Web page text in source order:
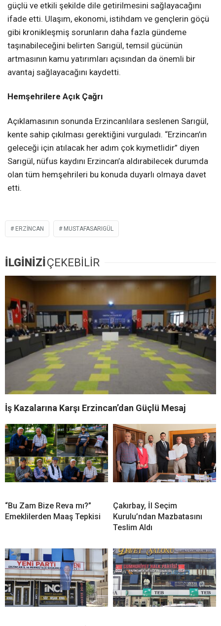
güçlü ve etkili şekilde dile getirilmesini sağlayacağını
ifade etti. Ulaşım, ekonomi, istihdam ve gençlerin göçü
gibi kronikleşmiş sorunların daha fazla gündeme
taşınabileceğini belirten Sarıgül, temsil gücünün
artmasının kamu yatırımları açısından da önemli bir
avantaj sağlayacağını kaydetti.
Hemşehrilere Açık Çağrı
Açıklamasının sonunda Erzincanlılara seslenen Sarıgül,
kente sahip çıkılması gerektiğini vurguladı. “Erzincan’ın
geleceği için atılacak her adım çok kıymetlidir” diyen
Sarıgül, nüfus kaydını Erzincan’a aldırabilecek durumda
olan tüm hemşehrileri bu konuda duyarlı olmaya davet
etti.
ERZINCAN MUSTAFASARIGÜL
İLGİNİZİÇEKEBİLİR
İş Kazalarına Karşı Erzincan’dan Güçlü Mesaj
“Bu Zam Bize Reva mı?”
Emeklilerden Maaş Tepkisi
Çakırbay, İl Seçim
Kurulu’ndan Mazbatasını
Teslim Aldı